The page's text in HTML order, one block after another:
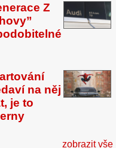
Z
na něj
je to
zobrazit vše